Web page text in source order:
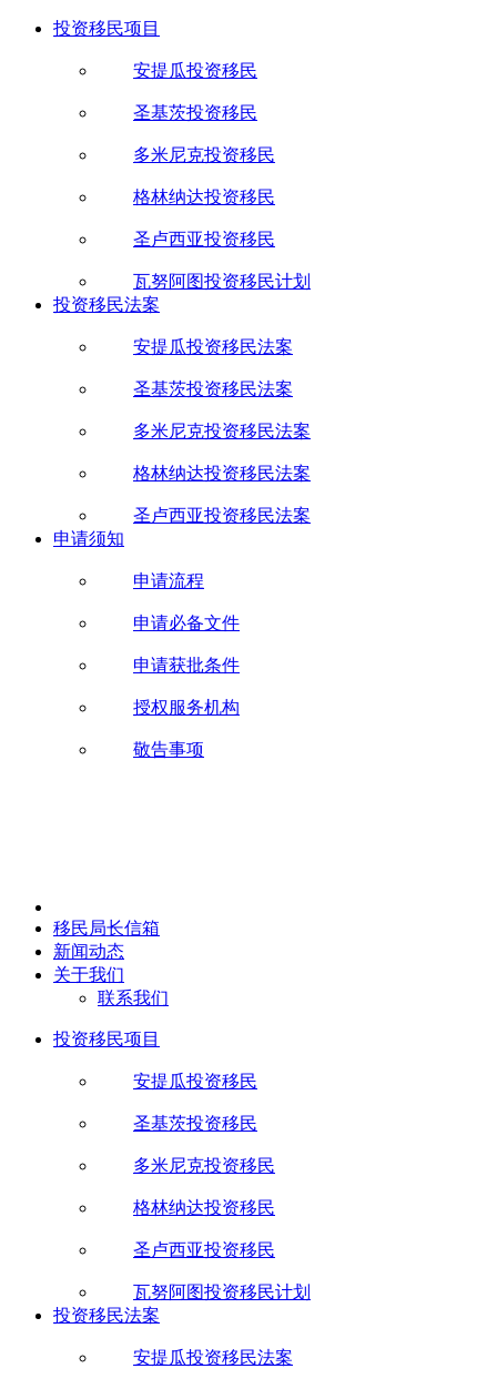
投资移民项目
安提瓜投资移民
圣基茨投资移民
多米尼克投资移民
格林纳达投资移民
圣卢西亚投资移民
瓦努阿图投资移民计划
投资移民法案
安提瓜投资移民法案
圣基茨投资移民法案
多米尼克投资移民法案
格林纳达投资移民法案
圣卢西亚投资移民法案
申请须知
申请流程
申请必备文件
申请获批条件
授权服务机构
敬告事项
移民局长信箱
新闻动态
关于我们
联系我们
投资移民项目
安提瓜投资移民
圣基茨投资移民
多米尼克投资移民
格林纳达投资移民
圣卢西亚投资移民
瓦努阿图投资移民计划
投资移民法案
安提瓜投资移民法案